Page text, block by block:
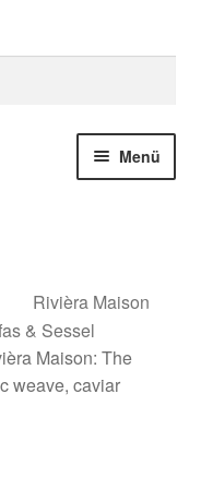
Menü
Rivièra Maison
& Sessel
Maison: The
weave, caviar